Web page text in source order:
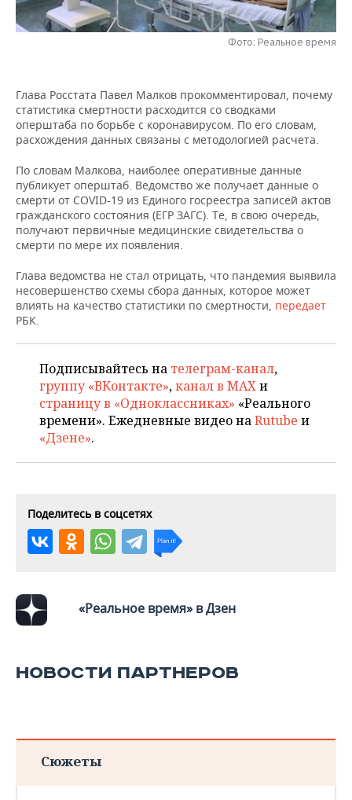
НЕФТЕХИМИЯ
ЭНЕРГЕТИКА
РОЗНИЧНАЯ ТОРГОВЛЯ
УСЛУГИ
НОВОСТИ ТЕХНОЛОГИЙ
МЕДИА
ТЕЛЕКОММУНИКАЦИИ
МЕРОПРИЯТИЯ
ВЫЕЗДНАЯ РЕДАКЦИЯ
БИЗНЕС-БРАНЧИ
ONLINE-КОНФЕРЕНЦИИ
ОТКРЫТАЯ ЛЕКЦИЯ
НОВОСТИ СПОРТА
ФУТБОЛ
ХОККЕЙ
БАСКЕТБОЛ
ВОЛЕЙБОЛ
КИБЕРСПОРТ
ФИГУРНОЕ КАТАНИЕ
ХОККЕЙ С МЯЧОМ
ОБЩЕСТВО
НОВОСТИ ОБЩЕСТВА
ВЛАСТЬ
ИНФРАСТРУКТУРА
ИСТОРИЯ
КУЛЬТУРА
МЕДИЦИНА
ПРОИСШЕСТВИЯ
ФОТОГАЛЕРЕЯ
СЮЖЕТЫ
СПРАВОЧНИК
СПИСОК ПЕРСОН
СПИСОК КОМПАНИЙ
ПОЛНАЯ ВЕРСИЯ
Фото: Реальное время
Глава Росстата Павел Малков прокомментировал, почему
статистика смертности расходится со сводками
оперштаба по борьбе с коронавирусом. По его словам,
расхождения данных связаны с методологией расчета.
По словам Малкова, наиболее оперативные данные
публикует оперштаб. Ведомство же получает данные о
смерти от COVID-19 из Единого госреестра записей актов
гражданского состояния (ЕГР ЗАГС). Те, в свою очередь,
получают первичные медицинские свидетельства о
смерти по мере их появления.
Глава ведомства не стал отрицать, что пандемия выявила
несовершенство схемы сбора данных, которое может
влиять на качество статистики по смертности, передает
РБК.
Подписывайтесь на телеграм-канал,
группу «ВКонтакте»,канал в MAXи
страницу в «Одноклассниках» «Реального
времени». Ежедневные видео наRutube и
«Дзене».
Поделитесь в соцсетях
«Реальное время» в Дзен
НОВОСТИ ПАРТНЕРОВ
Сюжеты